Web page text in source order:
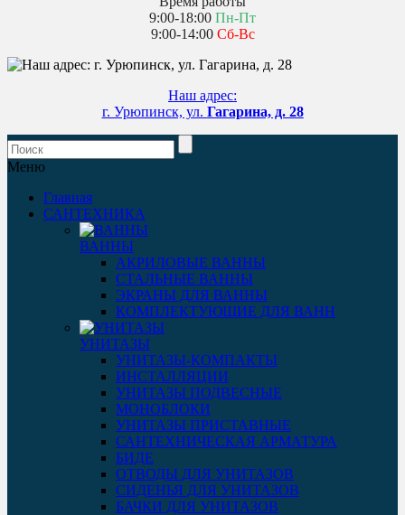
9:00-18:00 Пн-Пт
9:00-14:00 Сб-Вс
Наш адрес:
г. Урюпинск, ул. Гагарина, д. 28
Меню
Главная
САНТЕХНИКА
ВАННЫ
АКРИЛОВЫЕ ВАННЫ
СТАЛЬНЫЕ ВАННЫ
ЭКРАНЫ ДЛЯ ВАННЫ
КОМПЛЕКТУЮЩИЕ ДЛЯ ВАНН
УНИТАЗЫ
УНИТАЗЫ-КОМПАКТЫ
ИНСТАЛЛЯЦИИ
УНИТАЗЫ ПОДВЕСНЫЕ
МОНОБЛОКИ
УНИТАЗЫ ПРИСТАВНЫЕ
САНТЕХНИЧЕСКАЯ АРМАТУРА
БИДЕ
ОТВОДЫ ДЛЯ УНИТАЗОВ
СИДЕНЬЯ ДЛЯ УНИТАЗОВ
БАЧКИ ДЛЯ УНИТАЗОВ